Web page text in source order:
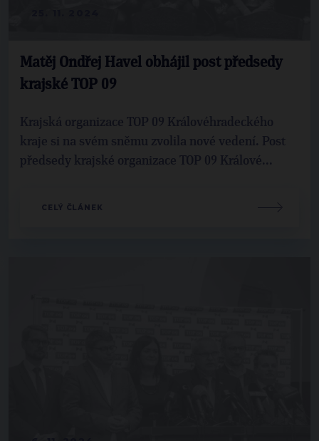
Matěj Ondřej Havel obhájil post předsedy
krajské TOP 09
Krajská organizace TOP 09 Královéhradeckého
kraje si na svém sněmu zvolila nové vedení. Post
předsedy krajské organizace TOP 09 Králové...
CELÝ ČLÁNEK